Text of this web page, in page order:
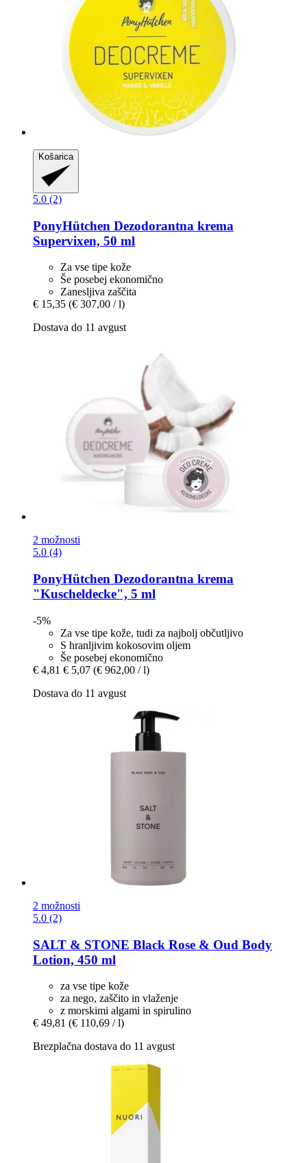
Košarica
5.0 (2)
PonyHütchen Dezodorantna krema
Supervixen, 50 ml
Za vse tipe kože
Še posebej ekonomično
Zanesljiva zaščita
€ 15,35 (€ 307,00 / l)
Dostava do 11 avgust
2 možnosti
5.0 (4)
PonyHütchen Dezodorantna krema
"Kuscheldecke", 5 ml
-5%
Za vse tipe kože, tudi za najbolj občutljivo
S hranljivim kokosovim oljem
Še posebej ekonomično
€ 4,81 € 5,07 (€ 962,00 / l)
Dostava do 11 avgust
2 možnosti
5.0 (2)
SALT & STONE Black Rose & Oud Body
Lotion, 450 ml
za vse tipe kože
za nego, zaščito in vlaženje
z morskimi algami in spirulino
€ 49,81 (€ 110,69 / l)
Brezplačna dostava do 11 avgust